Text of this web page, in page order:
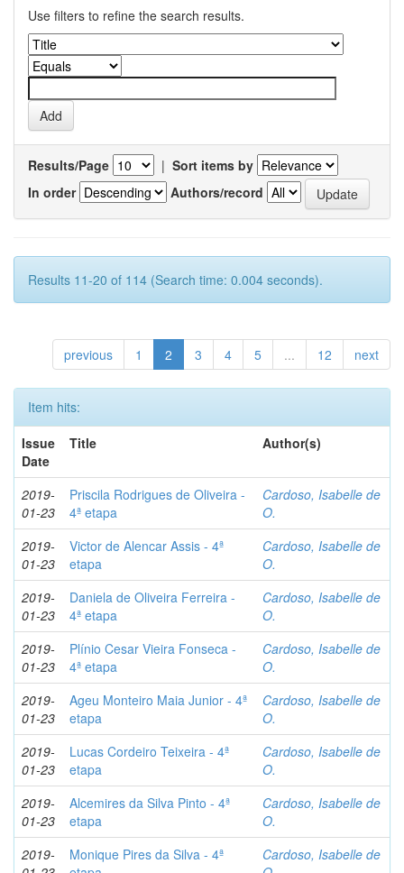
Use filters to refine the search results.
Results/Page | Sort items by
In order
Authors/record
Results 11-20 of 114 (Search time: 0.004 seconds).
previous 1 2 3 4 5 ... 12 next
Item hits:
Issue
Date
Title Author(s)
2019-
01-23
Priscila Rodrigues de Oliveira -
4ª etapa
Cardoso, Isabelle de
O.
2019-
01-23
Victor de Alencar Assis - 4ª
etapa
Cardoso, Isabelle de
O.
2019-
01-23
Daniela de Oliveira Ferreira -
4ª etapa
Cardoso, Isabelle de
O.
2019-
01-23
Plínio Cesar Vieira Fonseca -
4ª etapa
Cardoso, Isabelle de
O.
2019-
01-23
Ageu Monteiro Maia Junior - 4ª
etapa
Cardoso, Isabelle de
O.
2019-
01-23
Lucas Cordeiro Teixeira - 4ª
etapa
Cardoso, Isabelle de
O.
2019-
01-23
Alcemires da Silva Pinto - 4ª
etapa
Cardoso, Isabelle de
O.
2019-
Monique Pires da Silva - 4ª
Cardoso, Isabelle de